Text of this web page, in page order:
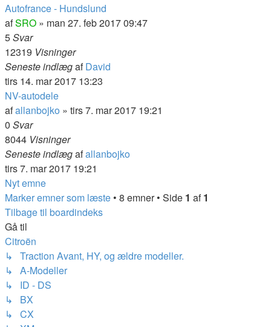
Autofrance - Hundslund
afSRO » man 27. feb 2017 09:47
5Svar
12319 Visninger
Seneste indlægafDavid
tirs 14. mar 2017 13:23
NV-autodele
afallanbojko » tirs 7. mar 2017 19:21
0 Svar
8044 Visninger
Seneste indlægafallanbojko
tirs 7. mar 2017 19:21
Nyt emne
Marker emner som læste • 8 emner • Side 1 af1
Tilbage til boardindeks
Gå til
Citroën
↳ Traction Avant, HY, og ældre modeller.
↳ A-Modeller
↳ ID - DS
↳ BX
↳ CX